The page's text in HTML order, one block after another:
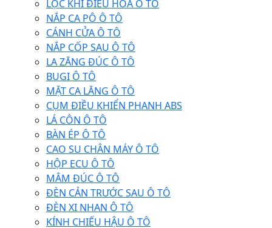
LỌC KHÍ ĐIỀU HÒA Ô TÔ
NẮP CA PÔ Ô TÔ
CÁNH CỬA Ô TÔ
NẮP CỐP SAU Ô TÔ
LA ZĂNG ĐÚC Ô TÔ
BUGI Ô TÔ
MẶT CA LĂNG Ô TÔ
CỤM ĐIỀU KHIỂN PHANH ABS
LÁ CÔN Ô TÔ
BÀN ÉP Ô TÔ
CAO SU CHÂN MÁY Ô TÔ
HỘP ECU Ô TÔ
MÂM ĐÚC Ô TÔ
ĐÈN CẢN TRƯỚC SAU Ô TÔ
ĐÈN XI NHAN Ô TÔ
KÍNH CHIẾU HẬU Ô TÔ